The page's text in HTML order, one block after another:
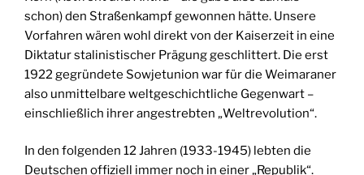
schon) den Straßenkampf gewonnen hätte. Unsere
Vorfahren wären wohl direkt von der Kaiserzeit in eine
Diktatur stalinistischer Prägung geschlittert. Die erst
1922 gegründete Sowjetunion war für die Weimaraner
also unmittelbare weltgeschichtliche Gegenwart –
einschließlich ihrer angestrebten „Weltrevolution“.
In den folgenden 12 Jahren (1933-1945) lebten die
Deutschen offiziell immer noch in einer „Republik“.